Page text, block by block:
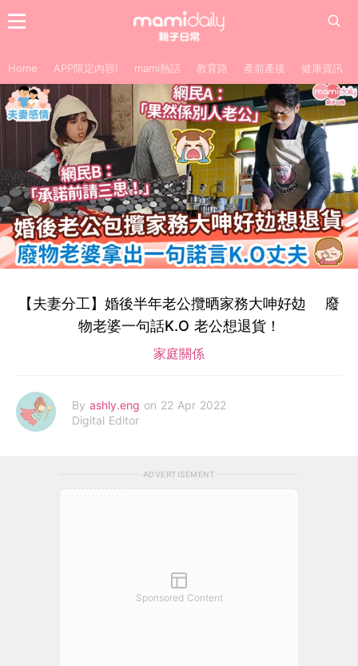
Home APP限定內容! mami熱話 教育路 產前產後 健康資訊
【夫妻分工】婚後半年老公攬晒家務大呻好攰 廢
物老婆一句話K.O 老公想退貨！
家庭關係
By ashly.eng on 22 Apr 2022
Digital Editor
ADVERTISEMENT
Sponsored Content